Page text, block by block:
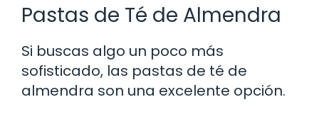
Pastas de Té de Almendra
Si buscas algo un poco más
sofisticado, las pastas de té de
almendra son una excelente opción.